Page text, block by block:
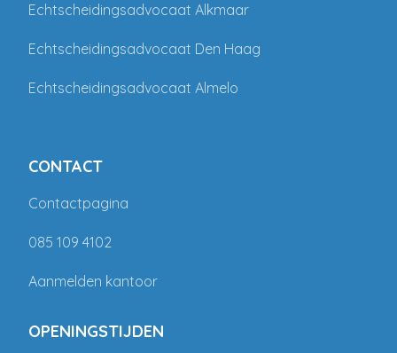
Echtscheidingsadvocaat Alkmaar
Echtscheidingsadvocaat Den Haag
Echtscheidingsadvocaat Almelo
CONTACT
Contactpagina
085 109 4102
Aanmelden kantoor
OPENINGSTIJDEN